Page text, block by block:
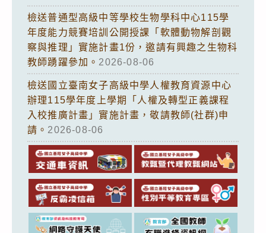
檢送普通型高級中等學校生物學科中心115學
年度能力競賽培訓公開授課「軟體動物解剖觀
察與推理」實施計畫1份，邀請有興趣之生物科
教師踴躍參加。 2026-08-06
檢送國立臺南女子高級中學人權教育資源中心
辦理115學年度上學期「人權及轉型正義課程
入校推廣計畫」實施計畫，敬請教師(社群)申
請。 2026-08-06